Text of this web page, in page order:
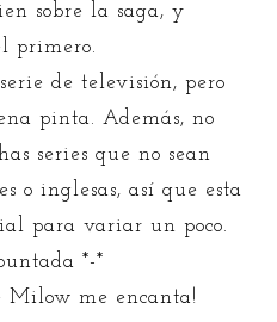
sobre la saga, y
primero.
de televisión, pero
pinta. Además, no
series que no sean
o inglesas, así que esta
para variar un poco.
*-*
Milow me encanta!